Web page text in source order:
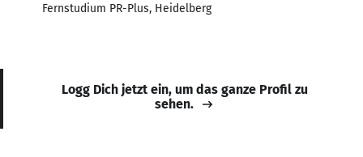
Fernstudium PR-Plus, Heidelberg
Logg Dich jetzt ein, um das ganze Profil zu
sehen.